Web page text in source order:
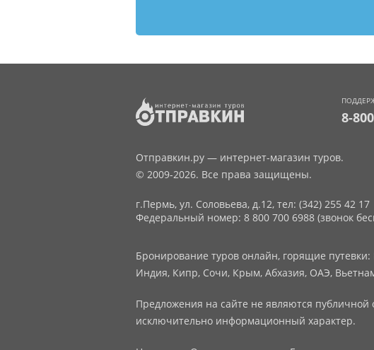
8-
Отправкин.ру — интернет-магазин туров.
© 2009-2026. Все права защищены.
г.Пермь, ул. Соловьева, д.12, тел: (342) 255 42 17
Федеральный номер: 8 800 700 6988 (звонок
Бронирование туров онлайн, горящие путевки:
Индия, Кипр, Сочи, Крым, Абхазия, ОАЭ,
Предложения на сайте не являются публичной
исключительно информационный характер.